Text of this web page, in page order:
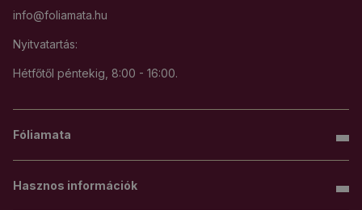
info@foliamata.hu
Nyitvatartás:
Hétfőtől péntekig, 8:00 - 16:00.
Fóliamata
Hasznos információk